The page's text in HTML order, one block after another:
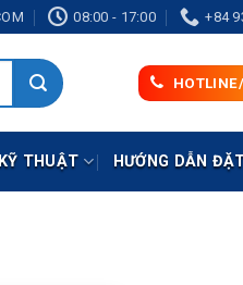
08:00 - 17:00 +84
THUẬT HƯỚNG DẪN